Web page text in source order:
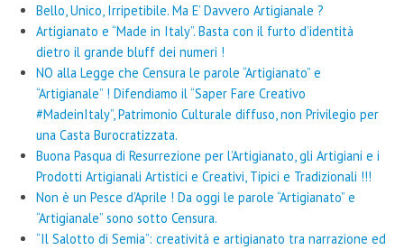
Bello, Unico, Irripetibile. Ma E’ Davvero Artigianale ?
Artigianato e “Made in Italy”. Basta con il furto d’identità
dietro il grande bluff dei numeri !
NO alla Legge che Censura le parole “Artigianato” e
“Artigianale” ! Difendiamo il “Saper Fare Creativo
#MadeinItaly”, Patrimonio Culturale diffuso, non Privilegio per
una Casta Burocratizzata.
Buona Pasqua di Resurrezione per l’Artigianato, gli Artigiani e i
Prodotti Artigianali Artistici e Creativi, Tipici e Tradizionali !!!
Non è un Pesce d’Aprile ! Da oggi le parole “Artigianato” e
“Artigianale” sono sotto Censura.
“Il Salotto di Semia”: creatività e artigianato tra narrazione ed